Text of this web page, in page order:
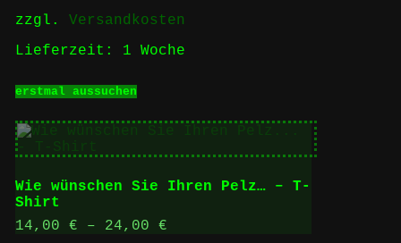
werden
zzgl. Versandkosten
Lieferzeit: 1 Woche
erstmal aussuchenProdukt
mehrere
auf.
Die
Optionen
auf
Wie wünschen Sie Ihren Pelz… – T-
Shirt
14,00 € – 24,00 €